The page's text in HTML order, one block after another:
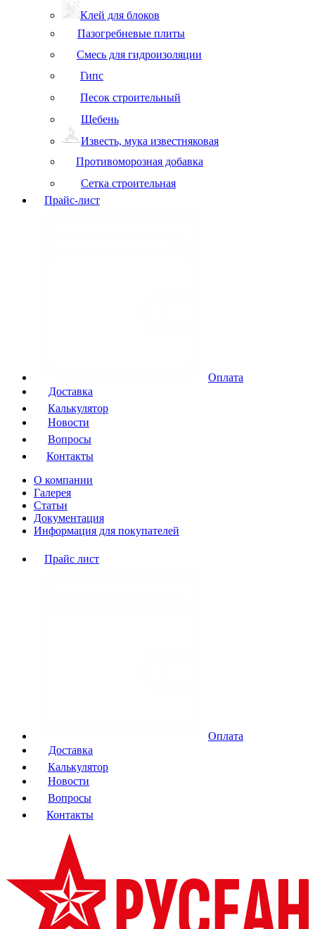
Клей для блоков
Пазогребневые плиты
Смесь для гидроизоляции
Гипс
Песок строительный
Щебень
Известь, мука известняковая
Противоморозная добавка
Сетка строительная
Прайс-лист
Оплата
Доставка
Калькулятор
Новости
Вопросы
Контакты
О компании
Галерея
Статьи
Документация
Информация для покупателей
Прайс лист
Оплата
Доставка
Калькулятор
Новости
Вопросы
Контакты